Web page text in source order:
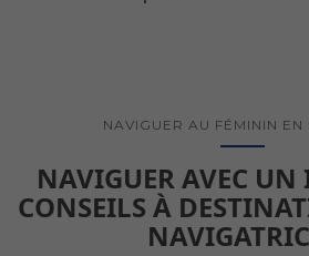
NAVIGUER AU FÉMININ EN
NAVIGUER AVEC
CONSEILS À